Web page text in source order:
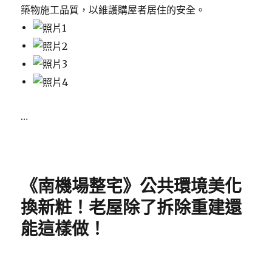
築物施工品質，以維護購屋者居住的安全。
…
《南機場整宅》公共環境美化
換新粧！老屋除了拆除重建還
能這樣做！